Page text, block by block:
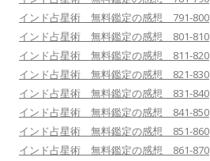
インド占星術 無料鑑定の感想 791-800
インド占星術 無料鑑定の感想 801-810
インド占星術 無料鑑定の感想 811-820
インド占星術 無料鑑定の感想 821-830
インド占星術 無料鑑定の感想 831-840
インド占星術 無料鑑定の感想 841-850
インド占星術 無料鑑定の感想 851-860
インド占星術 無料鑑定の感想 861-870